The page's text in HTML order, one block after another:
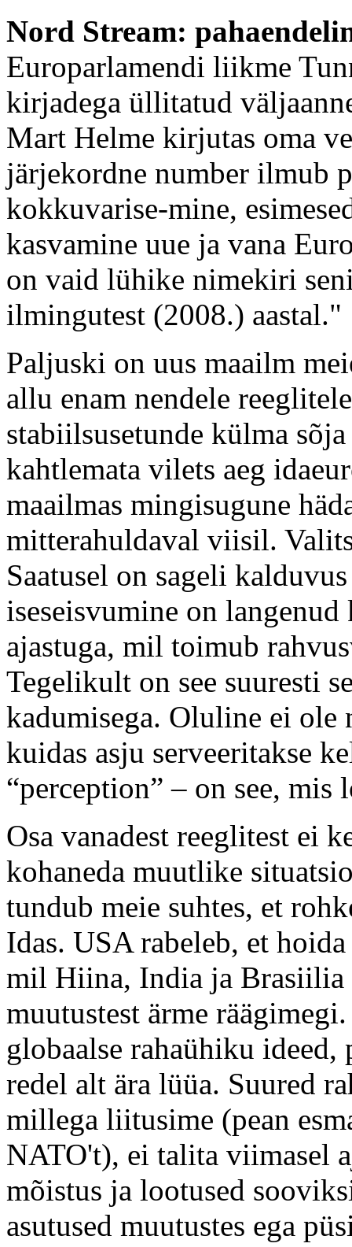
Nord Stream:
Europarlamendi liikme
kirjadega üllitatud
Mart Helme kirjutas oma
järjekordne number ilmub
kokkuvarise-mine,
kasvamine uue ja vana
on vaid lühike nimekiri
ilmingutest (2008.) aastal."
Paljuski on uus maailm
allu enam nendele
stabiilsusetunde külma
kahtlemata vilets aeg
maailmas mingisugune
mitterahuldaval viisil.
Saatusel on sageli
iseseisvumine on
ajastuga, mil toimub
Tegelikult on see suuresti
kadumisega. Oluline ei
kuidas asju serveeritakse
“perception” – on see, mis
Osa vanadest reeglitest ei
kohaneda muutlike
tundub meie suhtes, et
Idas. USA rabeleb, et
mil Hiina, India ja Brasiilia
muutustest ärme
globaalse rahaühiku
redel alt ära lüüa. Suured
millega liitusime (pean
NATO't), ei talita viimasel
mõistus ja lootused
asutused muutustes ega